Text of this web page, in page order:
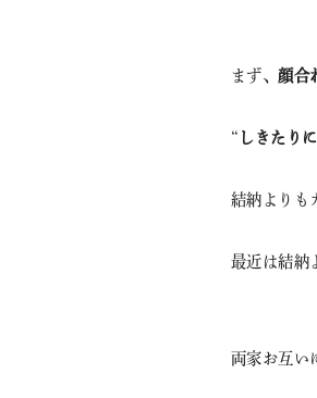
まず、顔合
“ しきたり
結納よりも
最近は結納
両家お互い